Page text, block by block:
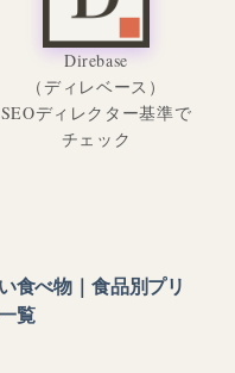
Direbase
（ディレベース）
SEOディレクター基準で
チェック
食べ物｜食品別プリ
覧